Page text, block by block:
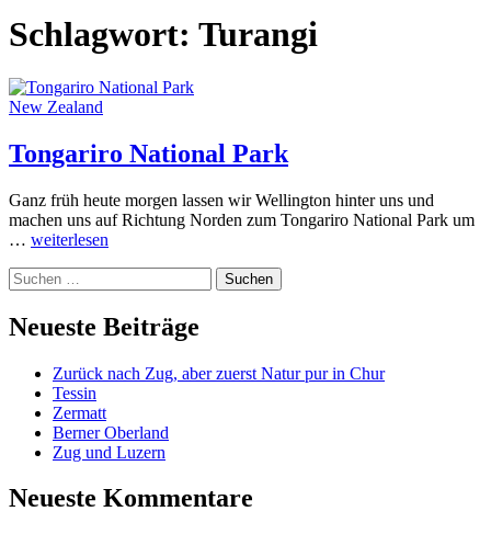
Schlagwort: Turangi
New Zealand
Tongariro National Park
Ganz früh heute morgen lassen wir Wellington hinter uns und
machen uns auf Richtung Norden zum Tongariro National Park um
… Tongariro
Park
weiterlesen
Suchen
nach:
Neueste Beiträge
Zurück nach Zug, aber zuerst Natur pur in Chur
Tessin
Zermatt
Berner Oberland
Zug und Luzern
Neueste Kommentare